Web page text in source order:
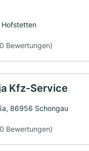
Hofstetten
Bewertungen)
Kfz-Service
86956 Schongau
Bewertungen)